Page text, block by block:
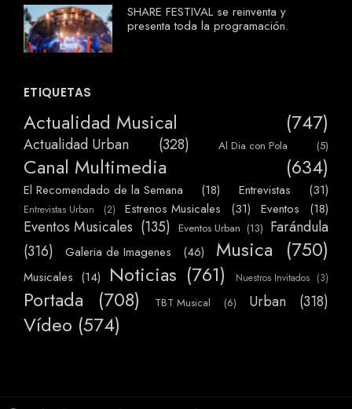
SHARE FESTIVAL se reinventa y
presenta toda la programación.
ETIQUETAS
Actualidad Musical (747)
Actualidad Urban (328) Al Dia con Pola (5)
Canal Multimedia (634)
El Recomendado de la Semana (18) Entrevistas (31)
Entrevistas Urban (2) Estrenos Musicales (31) Eventos (18)
Eventos Musicales (135) Eventos Urban (13) Farándula
(316)
Galeria de Imagenes (46) Musica (750)
Musicales (14) Noticias (761) Nuestros Invitados (3)
Portada (708) TBT Musical (6) Urban (318)
Vídeo (574)